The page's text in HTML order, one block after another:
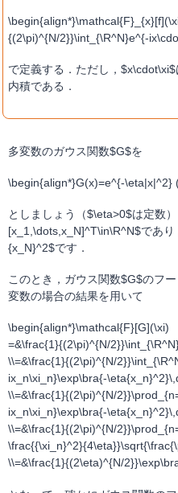
{(2\pi)^{N/2}}\int_{\R^N}e^{-
で定義する．ただし，
内積である．
多変数のガウス関数$G$を
\begin{align*}G(x)=e^{-\eta|x|^2}
としましょう（$\eta>0$は定数
[x_1,\dots,x_N]^T\in\R^N$であ
{x_N}^2$です．
このとき，ガウス関数$G$のフ
変数の場合の結果を用いて
\begin{align*}\mathcal{F}[G](\xi)
=&\frac{1}{(2\pi)^{N/
\\=&\frac{1}{(2\pi)^{N/
ix_n\xi_n}\exp\bra{-
\\=&\frac{1}{(2\pi)^{N/
ix_n\xi_n}\exp\bra{-
\\=&\frac{1}{(2\pi)^{N/
\\=&\frac{1}{(2\eta)^{N/